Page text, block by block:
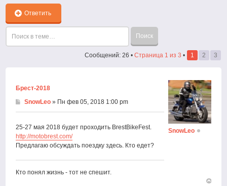
Ответить
Сообщений: 26 • Страница 1 из 3 • 1 2 3
Брест-2018
SnowLeo » Пн фев 05, 2018 1:00 pm
25-27 мая 2018 будет проходить BrestBikeFest.
http://motobrest.com/
Предлагаю обсуждать поездку здесь. Кто едет?
Кто понял жизнь - тот не спешит.
SnowLeo